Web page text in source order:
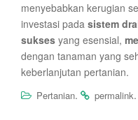
menyebabkan kerugian
investasi pada sistem
sukses yang esensial,
dengan tanaman yang
keberlanjutan pertanian.
Pertanian. permalink.